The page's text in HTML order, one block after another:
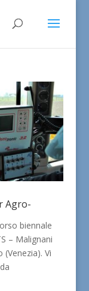
Agro-
biennale
– Malignani
Vi